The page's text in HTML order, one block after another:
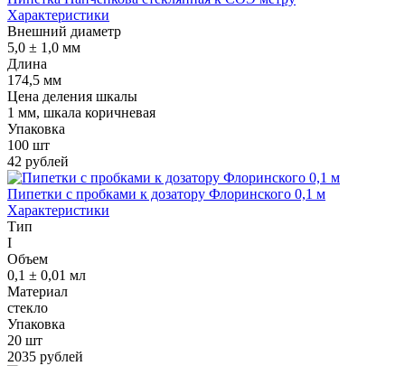
Характеристики
Внешний диаметр
5,0 ± 1,0 мм
Длина
174,5 мм
Цена деления шкалы
1 мм, шкала коричневая
Упаковка
100 шт
42 рублей
Пипетки с пробками к дозатору Флоринского 0,1 м
Характеристики
Тип
I
Объем
0,1 ± 0,01 мл
Материал
стекло
Упаковка
20 шт
2035 рублей